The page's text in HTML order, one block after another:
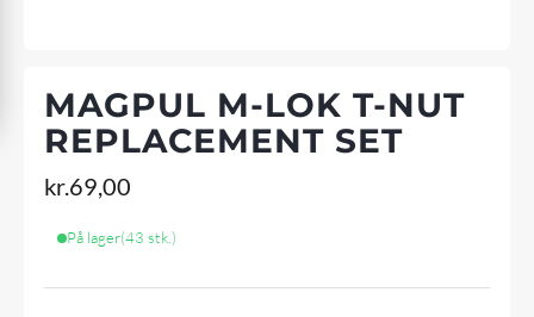
MAGPUL M-LOK T-NUT
REPLACEMENT SET
kr.69,00
På lager(43 stk.)